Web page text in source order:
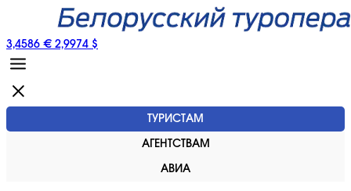
3,4586 € 2,9974 $
ТУРИСТАМ
АГЕНТСТВАМ
АВИА